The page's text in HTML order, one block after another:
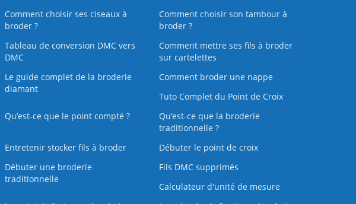
Comment choisir ses ciseaux à
broder ?
Comment choisir son tambour à
broder ?
Tableau de conversion DMC vers
DMC
Comment mettre ses fils à broder
sur cartelettes
Le guide complet de la broderie
diamant
Comment broder une nappe
Tuto Complet du Point de Croix
Qu’est-ce que le point compté ?
Qu’est-ce que la broderie
traditionnelle ?
Entretenir stocker fils à broder
Débuter le point de croix
Débuter une broderie
traditionnelle
Fils DMC supprimés
Calculateur d'unité de mesure